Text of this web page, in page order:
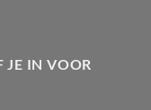
JE IN VOOR